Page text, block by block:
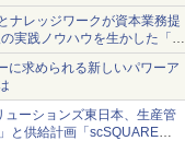
フェーズへ
ナレッジワークが資本業務提
実践ノウハウを生かした「AI
」を展開へ
に求められる新しいパワーア
ューションズ東日本、生産管
と供給計画「scSQUARE